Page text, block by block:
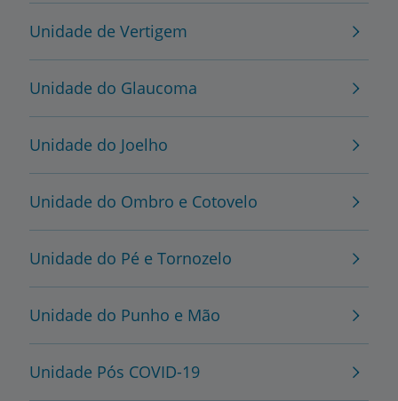
Unidade de Vertigem
Unidade do Glaucoma
Unidade do Joelho
Unidade do Ombro e Cotovelo
Unidade do Pé e Tornozelo
Unidade do Punho e Mão
Unidade Pós COVID-19